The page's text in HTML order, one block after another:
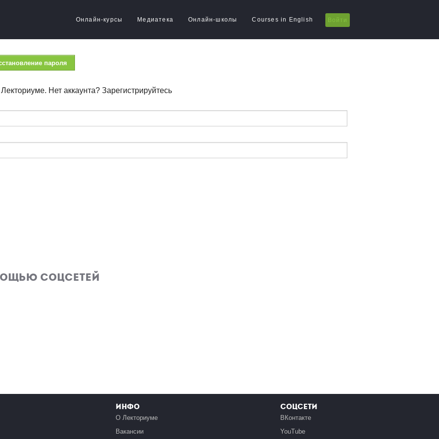
Онлайн-курсы Медиатека Онлайн-школы Courses in English Войти
пароля
соцсетей
Инфо
О Лекториуме
Вакансии
Соцсети
ВКонтакте
YouTube